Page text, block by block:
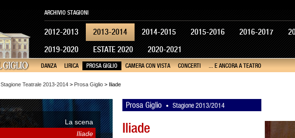
2012-2013 2013-2014 2014-2015 2015-2016 2016-2017
2019-2020
ESTATE 2020 2020-2021
ARCHIVIO STAGIONI
DANZA LIRICA PROSA GIGLIO CAMERA CON VISTA CONCERTI ... E ANCORA A TEATRO
Stagione Teatrale 2013-2014 > Prosa Giglio > Iliade
La scena
Iliade
Prosa Giglio • Stagione 2013/2014
Iliade